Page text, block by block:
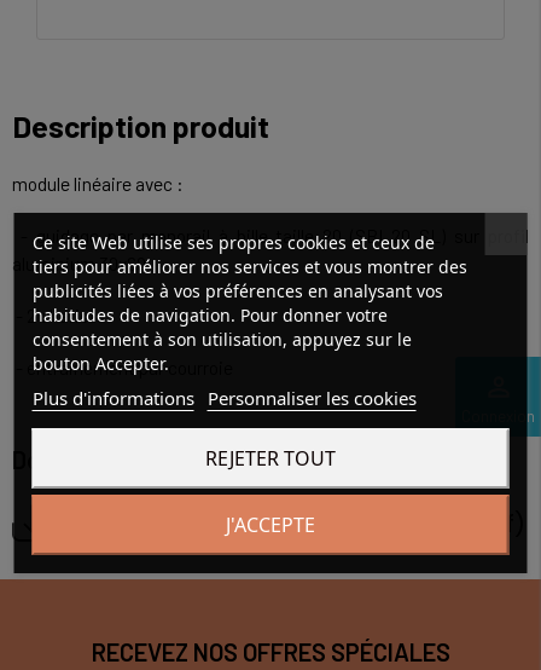
Connexion
Description produit
module linéaire avec :
- guidage par monorail à bille taille 20 (SBI 20 SL) sur profil
aluminium 30x60
- 2 chariots
- entrainement par courroie
Documentation
Téléchargement documentation (pdf)
RECEVEZ NOS OFFRES SPÉCIALES
Ce site Web utilise ses propres cookies et ceux de
tiers pour améliorer nos services et vous montrer des
publicités liées à vos préférences en analysant vos
habitudes de navigation. Pour donner votre
consentement à son utilisation, appuyez sur le
bouton Accepter.
Plus d'informations Personnaliser les cookies
REJETER TOUT
J'ACCEPTE